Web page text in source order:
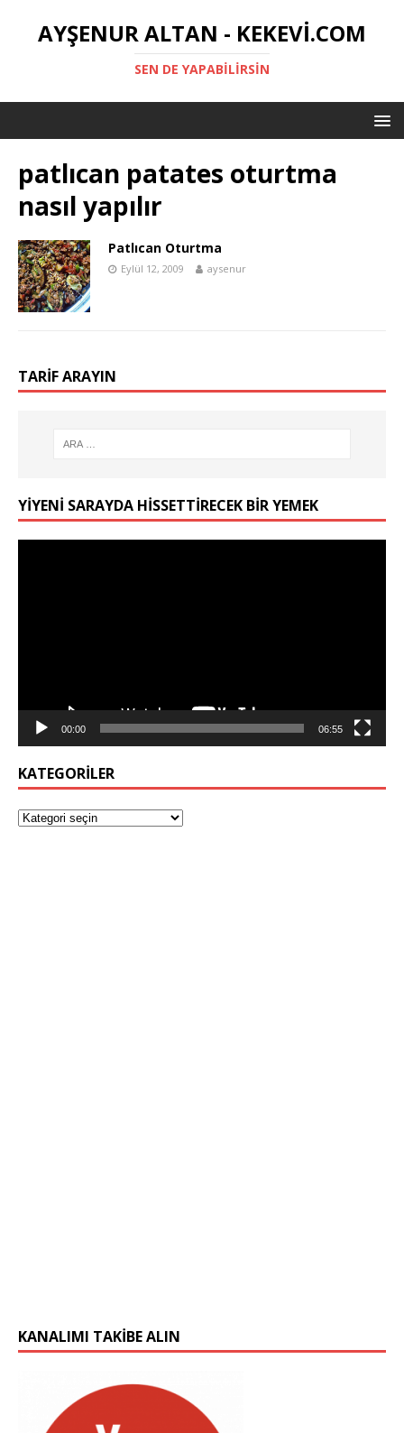
AYŞENUR ALTAN - KEKEVI.COM
SEN DE YAPABILIRSIN
patlıcan patates oturtma
nasıl yapılır
Patlıcan Oturtma
Eylül 12, 2009 aysenur
TARIF ARAYIN
YIYENI SARAYDA HISSETTIRECEK BIR YEMEK
00:00 06:55
KATEGORILER
KANALIMI TAKIBE ALIN